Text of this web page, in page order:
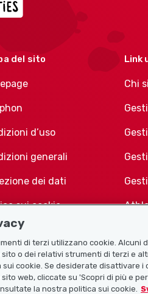
del sito
d’uso
generali
dei dati
sui cookie
Link
Chi
di terzi utilizzano cookie. Alcuni
o dei relativi strumenti di terzi e
cookie. Se desiderate disattivare i
web, cliccate su 'Scopri di più e
la nostra politica sui cookie.